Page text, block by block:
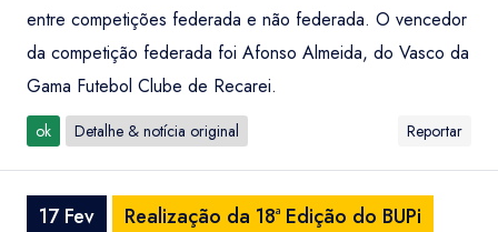
entre competições federada e não federada. O vencedor
da competição federada foi Afonso Almeida, do Vasco da
Gama Futebol Clube de Recarei.
ok Detalhe & notícia original Reportar
17 Fev
Realização da 18ª Edição do BUPi